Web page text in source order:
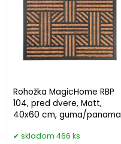
Rohožka MagicHome RBP
104, pred dvere, Matt,
40x60 cm, guma/panama
skladom 466 ks